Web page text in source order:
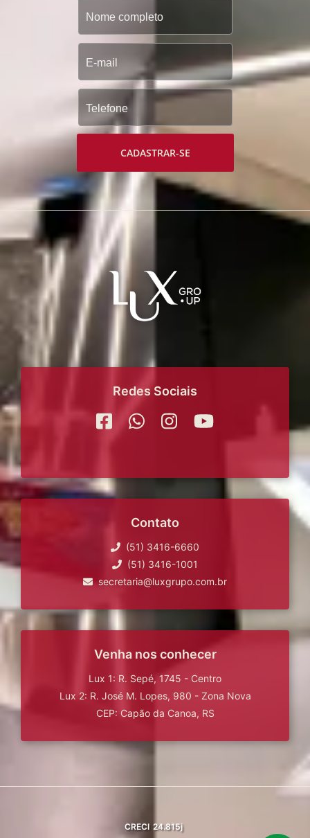
CADASTRAR-SE
Redes Sociais
Contato
(51) 3416-6660
(51) 3416-1001
secretaria@luxgrupo.com.br
Venha nos conhecer
Lux 1: R. Sepé, 1745 - Centro
Lux 2: R. José M. Lopes, 980 - Zona Nova
CEP: Capão da Canoa, RS
CRECI 24.815j